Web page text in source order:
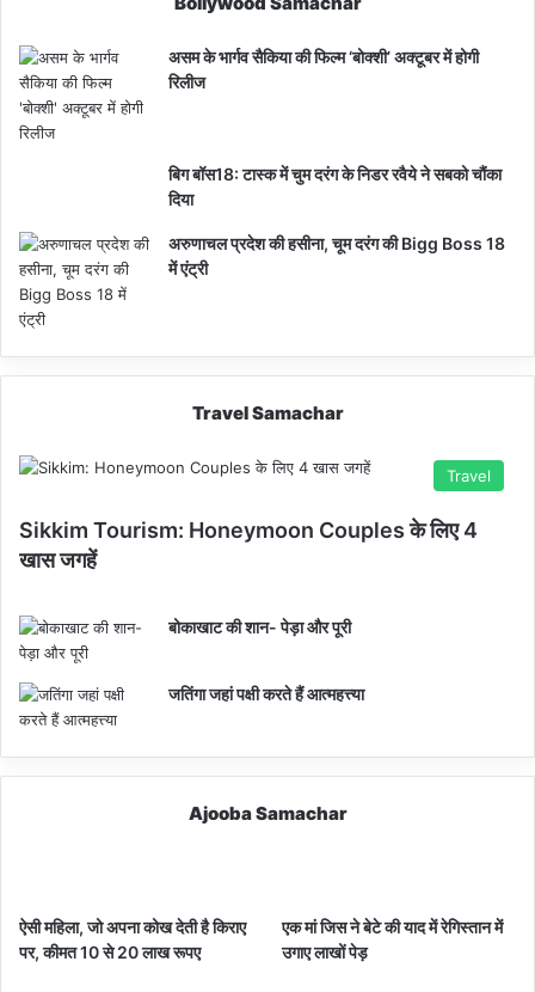
असम के भार्गव सैकिया की फिल्म ‘बोक्शी’ अक्टूबर में होगी
रिलीज
बिग बॉस18: टास्क में चुम दरंग के निडर रवैये ने सबको चौंका
दिया
अरुणाचल प्रदेश की हसीना, चूम दरंग की Bigg Boss 18
में एंट्री
Travel Samachar
Travel
Sikkim Tourism: Honeymoon Couples के लिए 4
खास जगहें
बोकाखाट की शान- पेड़ा और पूरी
जतिंगा जहां पक्षी करते हैं आत्महत्त्या
Ajooba Samachar
ऐसी महिला, जो अपना कोख देती है किराए
पर, कीमत 10 से 20 लाख रूपए
एक मां जिस ने बेटे की याद में रेगिस्तान में
उगाए लाखों पेड़